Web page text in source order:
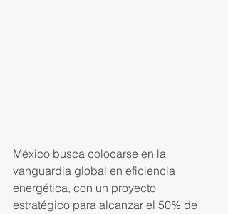
México busca colocarse en la
vanguardia global en eficiencia
energética, con un proyecto
estratégico para alcanzar el 50% de